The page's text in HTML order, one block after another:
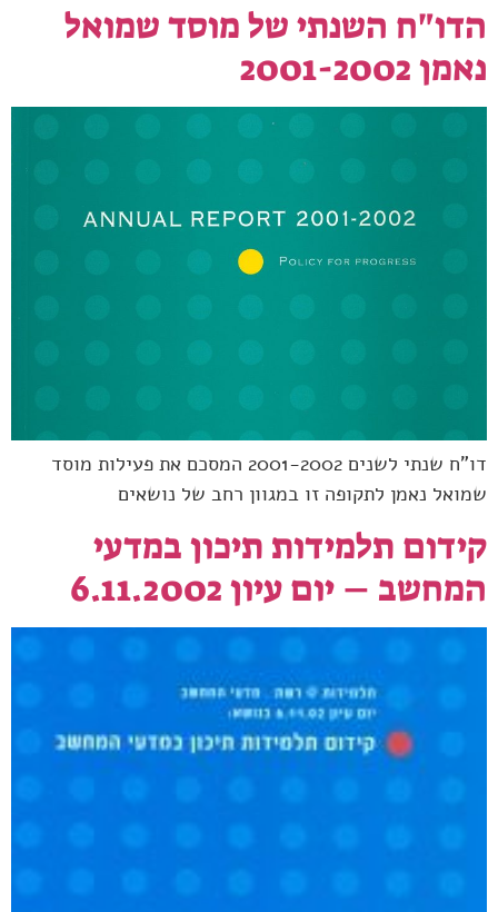
הדו"ח השנתי של מוסד שמואל
נאמן 2001-2002
דו"ח שנתי לשנים 2001-2002 המסכם את פעילות מוסד
שמואל נאמן לתקופה זו במגוון רחב של נושאים
קידום תלמידות תיכון במדעי
המחשב – יום עיון 6.11.2002